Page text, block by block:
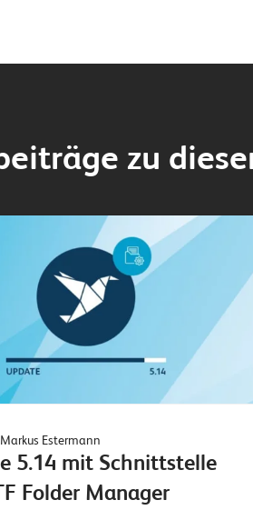
zu
Estermann
5.14 mit Schnittstelle
Folder Manager